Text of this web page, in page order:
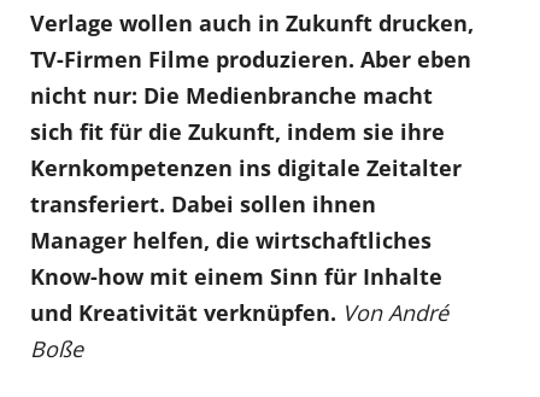
Verlage wollen auch in Zukunft drucken,
TV-Firmen Filme produzieren. Aber eben
nicht nur: Die Medienbranche macht
sich fit für die Zukunft, indem sie ihre
Kernkompetenzen ins digitale Zeitalter
transferiert. Dabei sollen ihnen
Manager helfen, die wirtschaftliches
Know-how mit einem Sinn für Inhalte
und Kreativität verknüpfen. Von André
Boße